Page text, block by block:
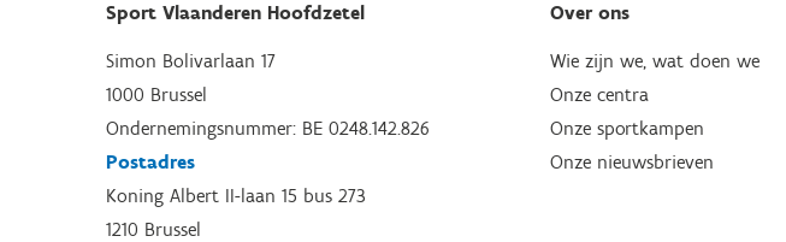
Sport Vlaanderen Hoofdzetel
Simon Bolivarlaan 17
1000 Brussel
Ondernemingsnummer: BE 0248.142.826
Postadres
Koning Albert II-laan 15 bus 273
1210 Brussel
Over ons
Wie zijn we, wat doen we
Onze centra
Onze sportkampen
Onze nieuwsbrieven